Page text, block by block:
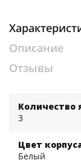
Описание
Отзывы
Количество
3
Цвет
Белый